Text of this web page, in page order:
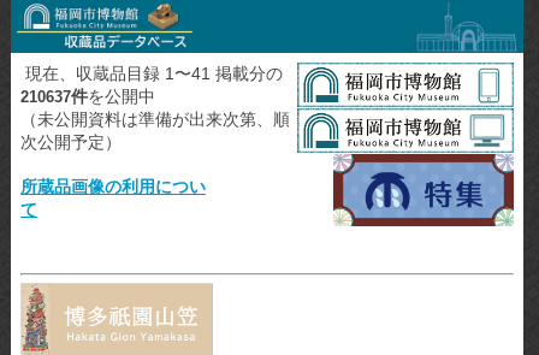
現在、収蔵品目録 1〜41 掲載分の
210637件を公開中
（未公開資料は準備が出来次第、順
次公開予定）
所蔵品画像の利用につい
て